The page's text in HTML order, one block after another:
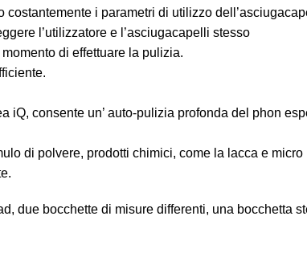
i parametri di utilizzo
l’utilizzatore e l’asciugacapelli stesso
di effettuare la pulizia.
consente un’ auto-pulizia profonda del phon
di polvere, prodotti chimici, come la lacca e
due bocchette di misure differenti, una bocchetta